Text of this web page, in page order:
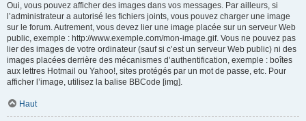
Oui, vous pouvez afficher des images dans vos messages. Par ailleurs, si
l’administrateur a autorisé les fichiers joints, vous pouvez charger une image
sur le forum. Autrement, vous devez lier une image placée sur un serveur Web
public, exemple : http://www.exemple.com/mon-image.gif. Vous ne pouvez pas
lier des images de votre ordinateur (sauf si c’est un serveur Web public) ni des
images placées derrière des mécanismes d’authentification, exemple : boîtes
aux lettres Hotmail ou Yahoo!, sites protégés par un mot de passe, etc. Pour
afficher l’image, utilisez la balise BBCode [img].
Haut